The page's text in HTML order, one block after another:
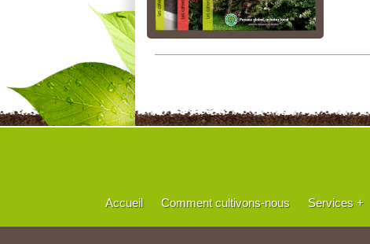
Accueil Comment cultivons-nous Services +